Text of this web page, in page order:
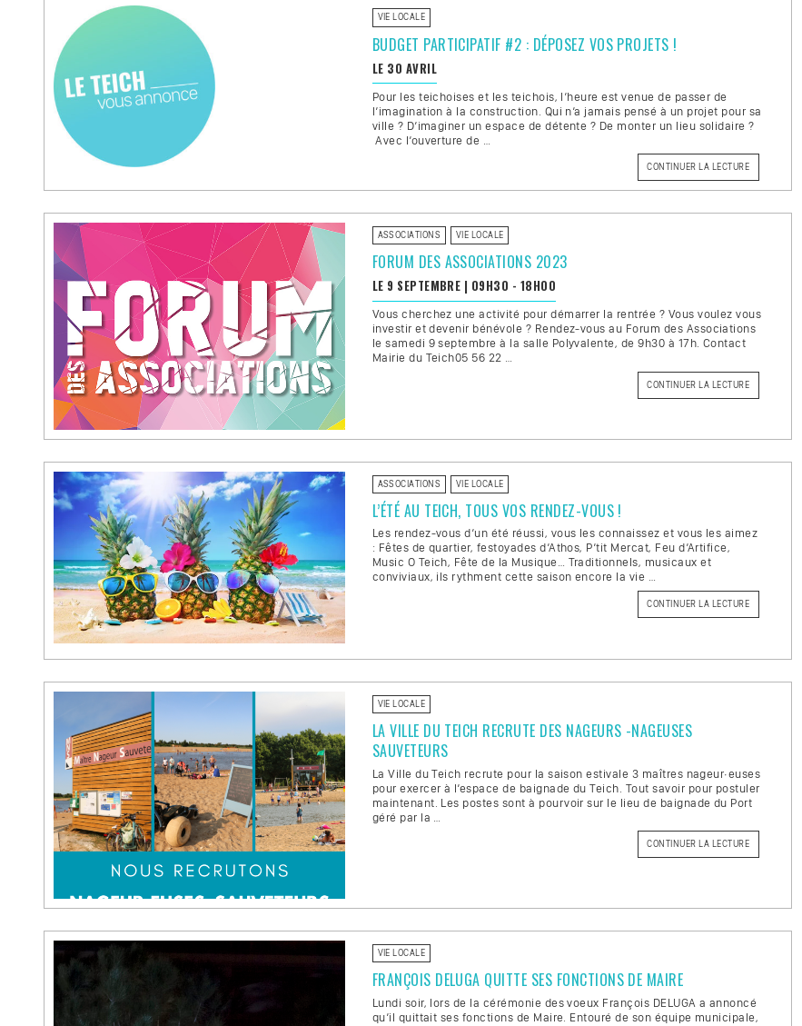
VIE LOCALE
BUDGET PARTICIPATIF #2 : DÉPOSEZ VOS PROJETS !
LE 30 AVRIL
Pour les teichoises et les teichois, l’heure est venue de passer de
l’imagination à la construction. Qui n’a jamais pensé à un projet pour sa
ville ? D’imaginer un espace de détente ? De monter un lieu solidaire ?
Avec l’ouverture de …
CONTINUER LA LECTURE
« BUDGET
PARTICIPATIF
:
ASSOCIATIONS VIE LOCALE
FORUM DES ASSOCIATIONS 2023
LE 9 SEPTEMBRE | 09H30 - 18H00
Vous cherchez une activité pour démarrer la rentrée ? Vous voulez vous
investir et devenir bénévole ? Rendez-vous au Forum des Associations
le samedi 9 septembre à la salle Polyvalente, de 9h30 à 17h. Contact
Mairie du Teich05 56 22 …
CONTINUER LA LECTURE
« FORUM
ASSOCIATIONS VIE LOCALE
L’ÉTÉ AU TEICH, TOUS VOS RENDEZ-VOUS !
Les rendez-vous d’un été réussi, vous les connaissez et vous les aimez
: Fêtes de quartier, festoyades d’Athos, P’tit Mercat, Feu d’Artifice,
Music O Teich, Fête de la Musique… Traditionnels, musicaux et
conviviaux, ils rythment cette saison encore la vie …
CONTINUER LA LECTURE
« L’ÉTÉ
VOS
VOUS
VIE LOCALE
LA VILLE DU TEICH RECRUTE DES NAGEURS -NAGEUSES
SAUVETEURS
La Ville du Teich recrute pour la saison estivale 3 maîtres nageur·euses
pour exercer à l’espace de baignade du Teich. Tout savoir pour postuler
maintenant. Les postes sont à pourvoir sur le lieu de baignade du Port
géré par la …
CONTINUER LA LECTURE
« LA
DES
-
VIE LOCALE
FRANÇOIS DELUGA QUITTE SES FONCTIONS DE MAIRE
Lundi soir, lors de la cérémonie des voeux François DELUGA a annoncé
qu’il quittait ses fonctions de Maire. Entouré de son équipe municipale,